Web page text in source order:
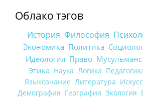
Облако тэгов
История Философия
Экономика Политика
Идеология Право
Этика Наука Логика
Языкознание Литература
Демография География Экология